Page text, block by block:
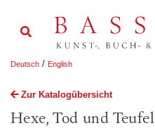
Deutsch / English
Zur Katalogübersicht
Hexe, Tod und Teufel